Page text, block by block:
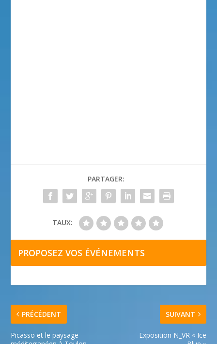
PARTAGER:
TAUX:
PROPOSEZ VOS ÉVÉNEMENTS
PRÉCÉDENT
Picasso et le paysage
SUIVANT
Exposition N_VR « Ice